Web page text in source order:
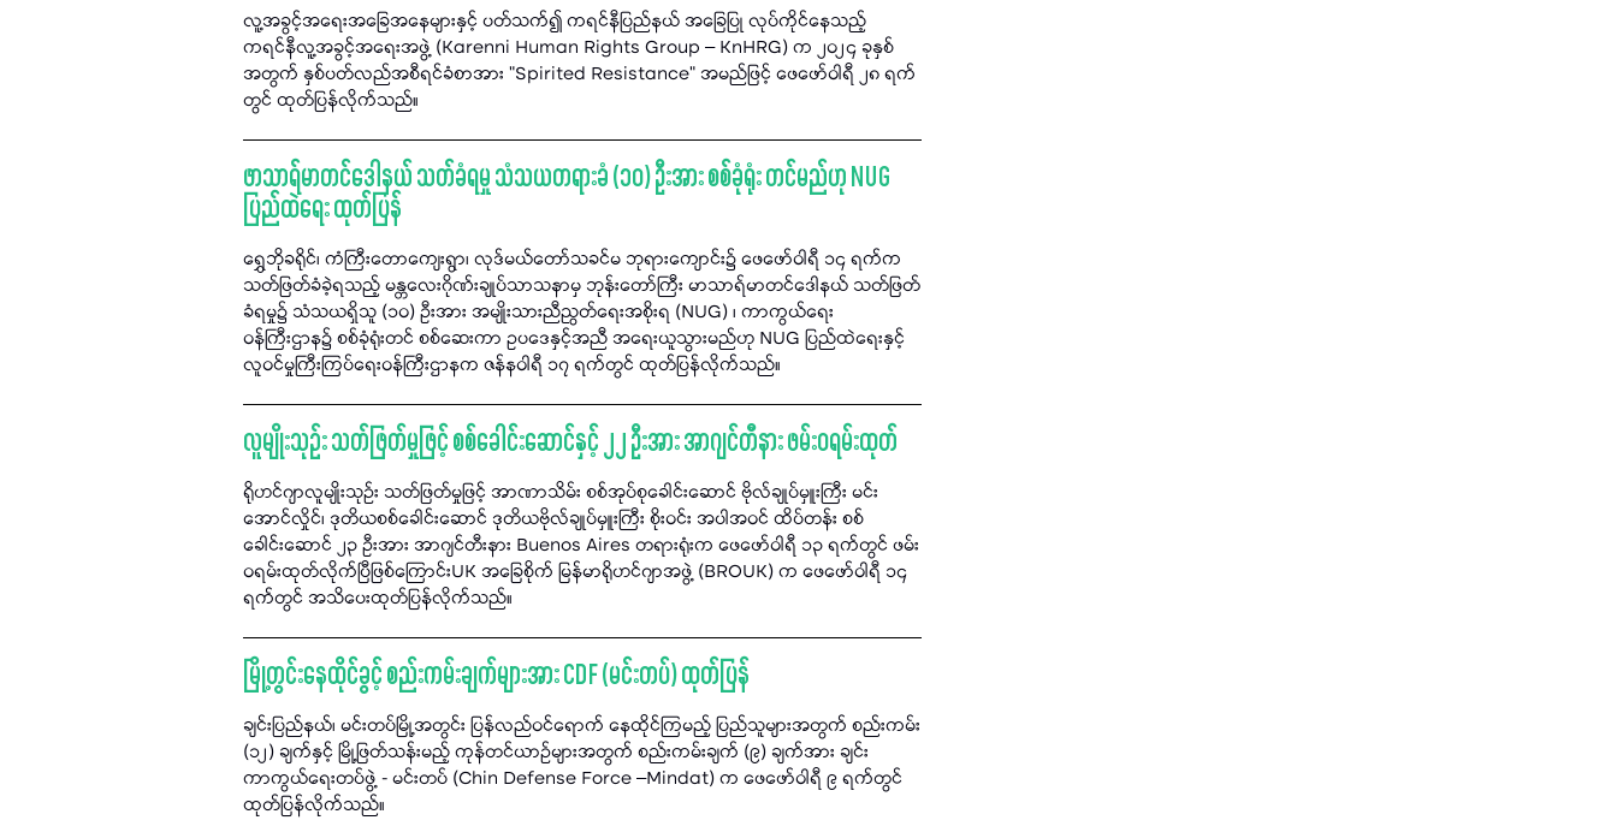
လူ့အခွင့်အရေးအခြေအနေများနှင့် ပတ်သက်၍ ကရင်နီပြည်နယ် အခြေပြု လုပ်ကိုင်နေသည့်
ကရင်နီလူ့အခွင့်အရေးအဖွဲ့ (Karenni Human Rights Group – KnHRG) က ၂၀၂၄ ခုနှစ်
အတွက် နှစ်ပတ်လည်အစီရင်ခံစာအား "Spirited Resistance” အမည်ဖြင့် ဖေဖော်ဝါရီ ၂၈ ရက်
တွင် ထုတ်ပြန်လိုက်သည်။
ဖာသာရ်မာတင်ဒေါနယ် သတ်ခံရမှု သံသယတရားခံ (၁၀) ဦးအား စစ်ခုံရုံး တင်မည်ဟု NUG
ပြည်ထဲရေး ထုတ်ပြန်
ရွှေဘိုခရိုင်၊ ကံကြီးတောကျေးရွာ၊ လုဒ်မယ်တော်သခင်မ ဘုရားကျောင်း၌ ဖေဖော်ဝါရီ ၁၄ ရက်က
သတ်ဖြတ်ခံခဲ့ရသည့် မန္တလေးဂိုဏ်းချုပ်သာသနာမှ ဘုန်းတော်ကြီး မာသာရ်မာတင်ဒေါနယ် သတ်ဖြတ်
ခံရမှု၌ သံသယရှိသူ (၁၀) ဦးအား အမျိုးသားညီညွတ်ရေးအစိုးရ (NUG) ၊ ကာကွယ်ရေး
ဝန်ကြီးဌာန၌ စစ်ခုံရုံးတင် စစ်ဆေးကာ ဥပဒေနှင့်အညီ အရေးယူသွားမည်ဟု NUG ပြည်ထဲရေးနှင့်
လူဝင်မှုကြီးကြပ်ရေးဝန်ကြီးဌာနက ဇန်နဝါရီ ၁၇ ရက်တွင် ထုတ်ပြန်လိုက်သည်။
လူမျိုးသုဉ်း သတ်ဖြတ်မှုဖြင့် စစ်ခေါင်းဆောင်နှင့် ၂၂ ဦးအား အာဂျင်တီနား ဖမ်းဝရမ်းထုတ်
ရိုဟင်ဂျာလူမျိုးသုဉ်း သတ်ဖြတ်မှုဖြင့် အာဏာသိမ်း စစ်အုပ်စုခေါင်းဆောင် ဗိုလ်ချုပ်မှူးကြီး မင်း
အောင်လှိုင်၊ ဒုတိယစစ်ခေါင်းဆောင် ဒုတိယဗိုလ်ချုပ်မှူးကြီး စိုးဝင်း အပါအဝင် ထိပ်တန်း စစ်
ခေါင်းဆောင် ၂၃ ဦးအား အာဂျင်တီးနား Buenos Aires တရားရုံးက ဖေဖော်ဝါရီ ၁၃ ရက်တွင် ဖမ်း
ဝရမ်းထုတ်လိုက်ပြီဖြစ်ကြောင်းUK အခြေစိုက် မြန်မာရိုဟင်ဂျာအဖွဲ့ (BROUK) က ဖေဖော်ဝါရီ ၁၄
ရက်တွင် အသိပေးထုတ်ပြန်လိုက်သည်။
မြို့တွင်းနေထိုင်ခွင့် စည်းကမ်းချက်များအား CDF (မင်းတပ်) ထုတ်ပြန်
ချင်းပြည်နယ်၊ မင်းတပ်မြို့အတွင်း ပြန်လည်ဝင်ရောက် နေထိုင်ကြမည့် ပြည်သူများအတွက် စည်းကမ်း
(၁၂) ချက်နှင့် မြို့ဖြတ်သန်းမည့် ကုန်တင်ယာဉ်များအတွက် စည်းကမ်းချက် (၉) ချက်အား ချင်း
ကာကွယ်ရေးတပ်ဖွဲ့ - မင်းတပ် (Chin Defense Force –Mindat) က ဖေဖော်ဝါရီ ၉ ရက်တွင်
ထုတ်ပြန်လိုက်သည်။